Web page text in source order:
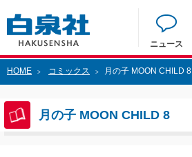
ニュース
HOME > コミックス > 月の子 MOON CHILD 8
月の子 MOON CHILD 8